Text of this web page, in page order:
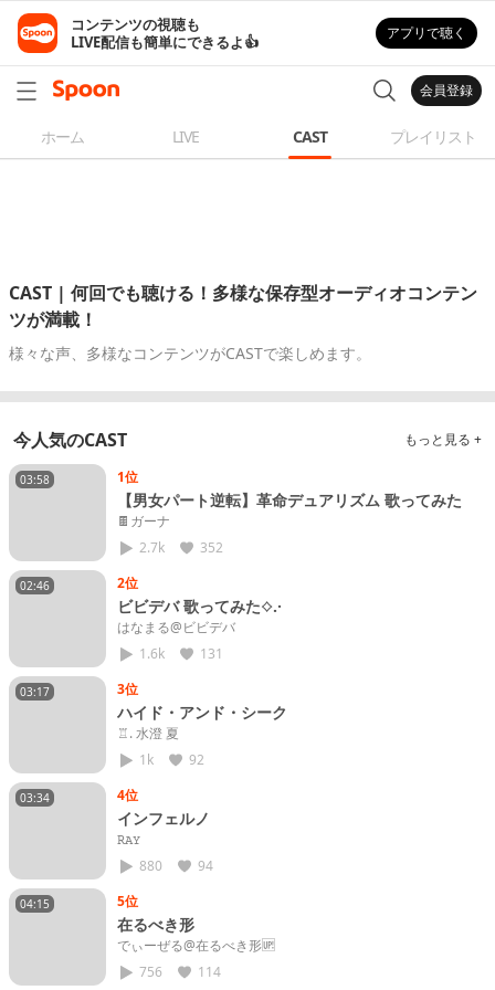
コンテンツの視聴も
LIVE配信も簡単にできるよ👍
アプリで聴く
会員登録
ホーム LIVE CAST プレイリスト
CAST | 何回でも聴ける！多様な保存型オーディオコンテン
ツが満載！
様々な声、多様なコンテンツがCASTで楽しめます。
今人気のCAST もっと見る +
03:58 1位
【男女パート逆転】革命デュアリズム 歌ってみた
🍫ガーナ
2.7k
352
02:46 2位
ビビデバ 歌ってみた⟡.·
はなまる@ビビデバ
1.6k
131
03:17 3位
ハイド・アンド・シーク
♖. 水澄 夏
1k
92
03:34 4位
インフェルノ
𝚁𝙰𝚈
880
94
04:15 5位
在るべき形
でぃーぜる@在るべき形🆙
756
114